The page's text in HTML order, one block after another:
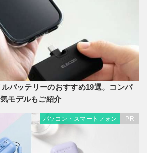
ルバッテリーのおすすめ19選。コンパ
モデルもご紹介
パソコン・スマートフォン PR